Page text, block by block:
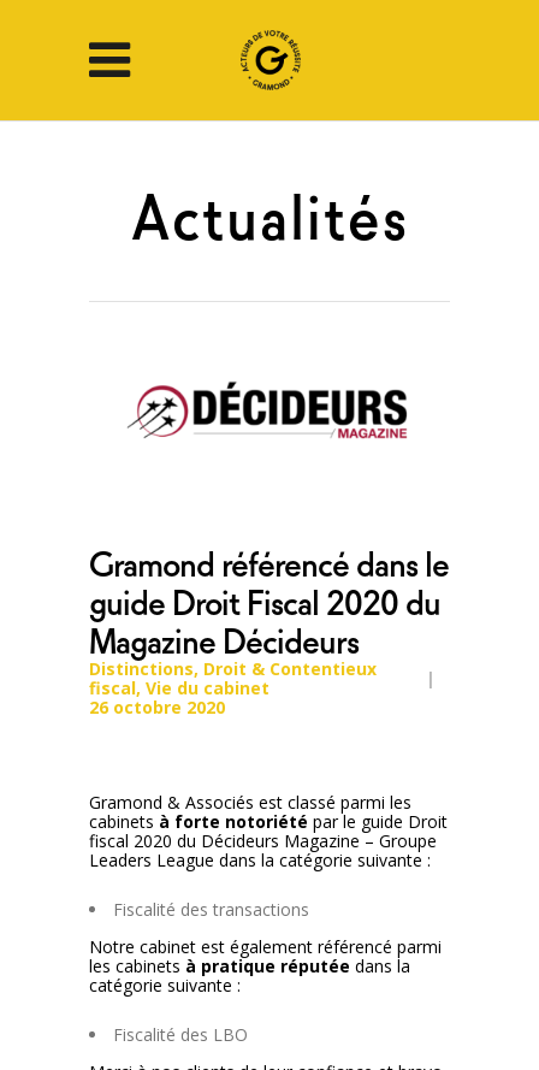
Gramond référencé dans le
guide Droit Fiscal 2020 du
Magazine Décideurs
Distinctions, Droit & Contentieux
fiscal, Vie du cabinet
26 octobre 2020
Gramond & Associés est classé parmi les
cabinets à forte notoriété par le guide Droit
fiscal 2020 du Décideurs Magazine – Groupe
Leaders League dans la catégorie suivante :
Fiscalité des transactions
Notre cabinet est également référencé parmi
les cabinets à pratique réputée dans la
catégorie suivante :
Fiscalité des LBO